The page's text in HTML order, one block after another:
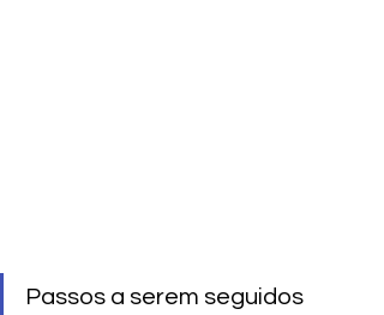
Passos a serem seguidos